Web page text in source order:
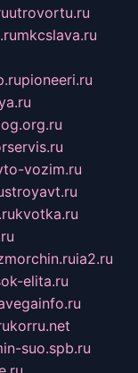
utrovortu.ru
mkcslava.ru
pioneeri.ru
vozim.ru
stroyavt.ru
kvotka.ru
ia2.ru
elita.ru
korru.net
suo.spb.ru